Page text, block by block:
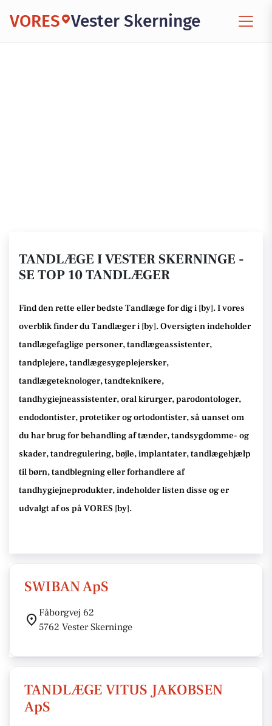
VORES Vester Skerninge
TANDLÆGE I VESTER SKERNINGE -
SE TOP 10 TANDLÆGER
Find den rette eller bedste Tandlæge for dig i [by]. I vores
overblik finder du Tandlæger i [by].Oversigten indeholder
tandlægefaglige personer, tandlægeassistenter,
tandplejere, tandlægesygeplejersker,
tandlægeteknologer, tandteknikere,
tandhygiejneassistenter, oral kirurger, parodontologer,
endodontister, protetiker og ortodontister, såuanset om
du har brug for behandling af tænder, tandsygdomme- og
skader, tandregulering, bøjle, implantater, tandlægehjælp
til børn, tandblegning eller forhandlere af
tandhygiejneprodukter, indeholder listen disse og er
udvalgt af os på VORES [by].
SWIBAN ApS
Fåborgvej 62
5762 Vester Skerninge
TANDLÆGE VITUS JAKOBSEN
ApS